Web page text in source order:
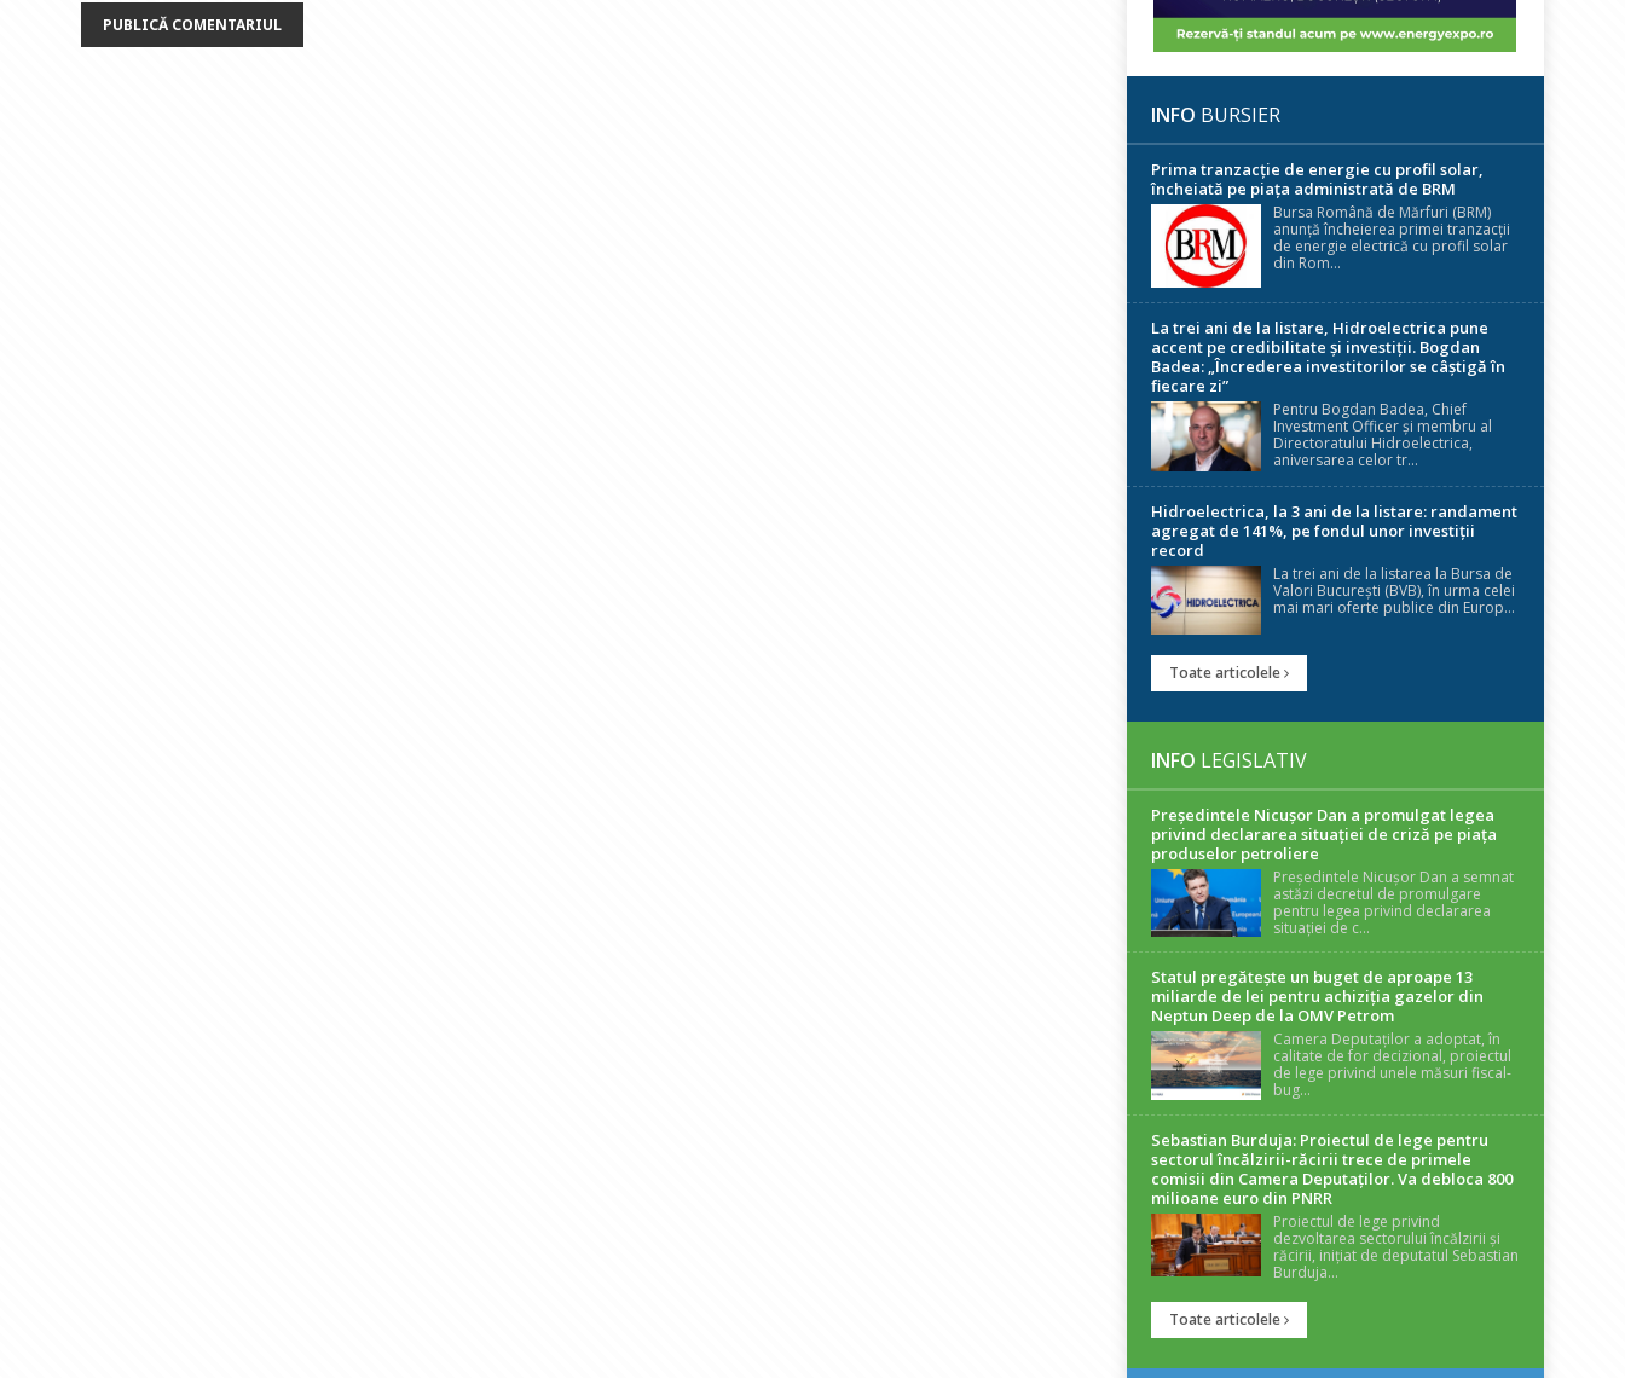
INFO BURSIER
Prima tranzacție de energie cu profil solar,
încheiată pe piața administrată de BRM
Bursa Română de Mărfuri (BRM)
anunță încheierea primei tranzacții
de energie electrică cu profil solar
din Rom...
La trei ani de la listare, Hidroelectrica pune
accent pe credibilitate și investiții. Bogdan
Badea: „Încrederea investitorilor se câștigă în
fiecare zi”
Pentru Bogdan Badea, Chief
Investment Officer și membru al
Directoratului Hidroelectrica,
aniversarea celor tr...
Hidroelectrica, la 3 ani de la listare: randament
agregat de 141%, pe fondul unor investiții
record
La trei ani de la listarea la Bursa de
Valori București (BVB), în urma celei
mai mari oferte publice din Europ...
Toate articolele
INFO LEGISLATIV
Președintele Nicuşor Dan a promulgat legea
privind declararea situaţiei de criză pe piaţa
produselor petroliere
Președintele Nicușor Dan a semnat
astăzi decretul de promulgare
pentru legea privind declararea
situației de c...
Statul pregătește un buget de aproape 13
miliarde de lei pentru achiziția gazelor din
Neptun Deep de la OMV Petrom
Camera Deputaților a adoptat, în
calitate de for decizional, proiectul
de lege privind unele măsuri fiscal-
bug...
Sebastian Burduja: Proiectul de lege pentru
sectorul încălzirii-răcirii trece de primele
comisii din Camera Deputaților. Va debloca 800
milioane euro din PNRR
Proiectul de lege privind
dezvoltarea sectorului încălzirii și
răcirii, inițiat de deputatul Sebastian
Burduja...
Toate articolele